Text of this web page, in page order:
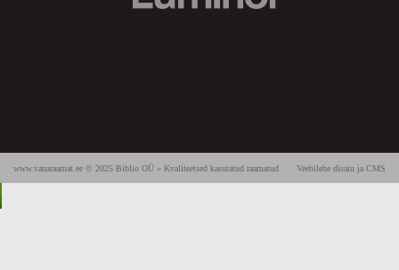
Veebilehe disain ja CMS
www.vanaraamat.ee © 2025 Biblio OÜ » Kvaliteetsed kasutatud raamatud